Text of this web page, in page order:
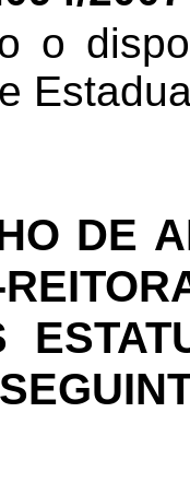
o
DE